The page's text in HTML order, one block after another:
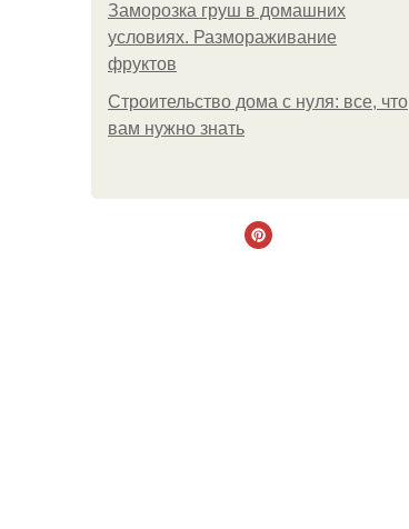
Заморозка груш в домашних
условиях. Размораживание
фруктов
Строительство дома с нуля: все, что
вам нужно знать